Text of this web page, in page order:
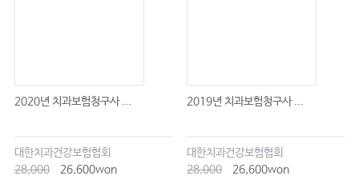
1. 소아치과학이란?
3. 치아의 발육 및 맹출 장애
2020년 치과보험청구사 ...
대한치과건강보험협회
28,000
26,600won
2019년 치과보험청구사 ...
대한치과건강보험협회
28,000
26,600won